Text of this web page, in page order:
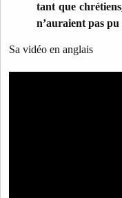
tant que
n’auraient pas pu
Sa vidéo en anglais